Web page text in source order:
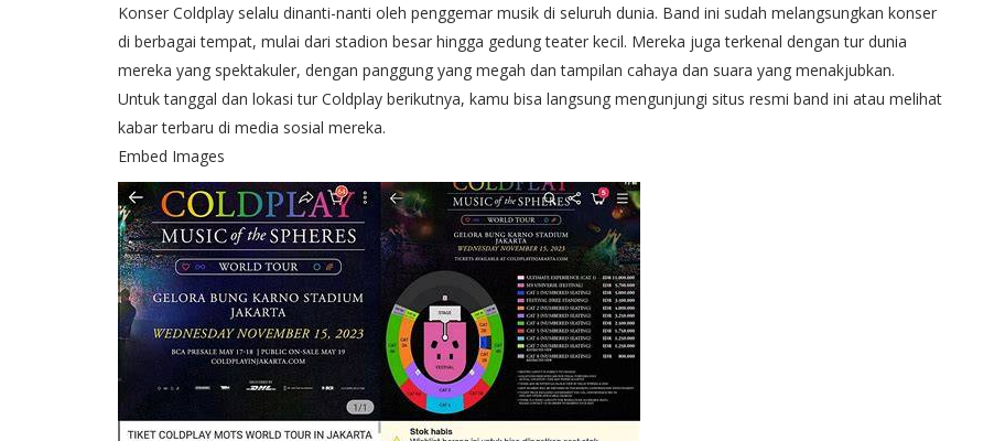
Konser Coldplay selalu dinanti-nanti oleh penggemar musik di seluruh dunia. Band ini sudah melangsungkan konser
di berbagai tempat, mulai dari stadion besar hingga gedung teater kecil. Mereka juga terkenal dengan tur dunia
mereka yang spektakuler, dengan panggung yang megah dan tampilan cahaya dan suara yang menakjubkan.
Untuk tanggal dan lokasi tur Coldplay berikutnya, kamu bisa langsung mengunjungi situs resmi band ini atau melihat
kabar terbaru di media sosial mereka.
Embed Images